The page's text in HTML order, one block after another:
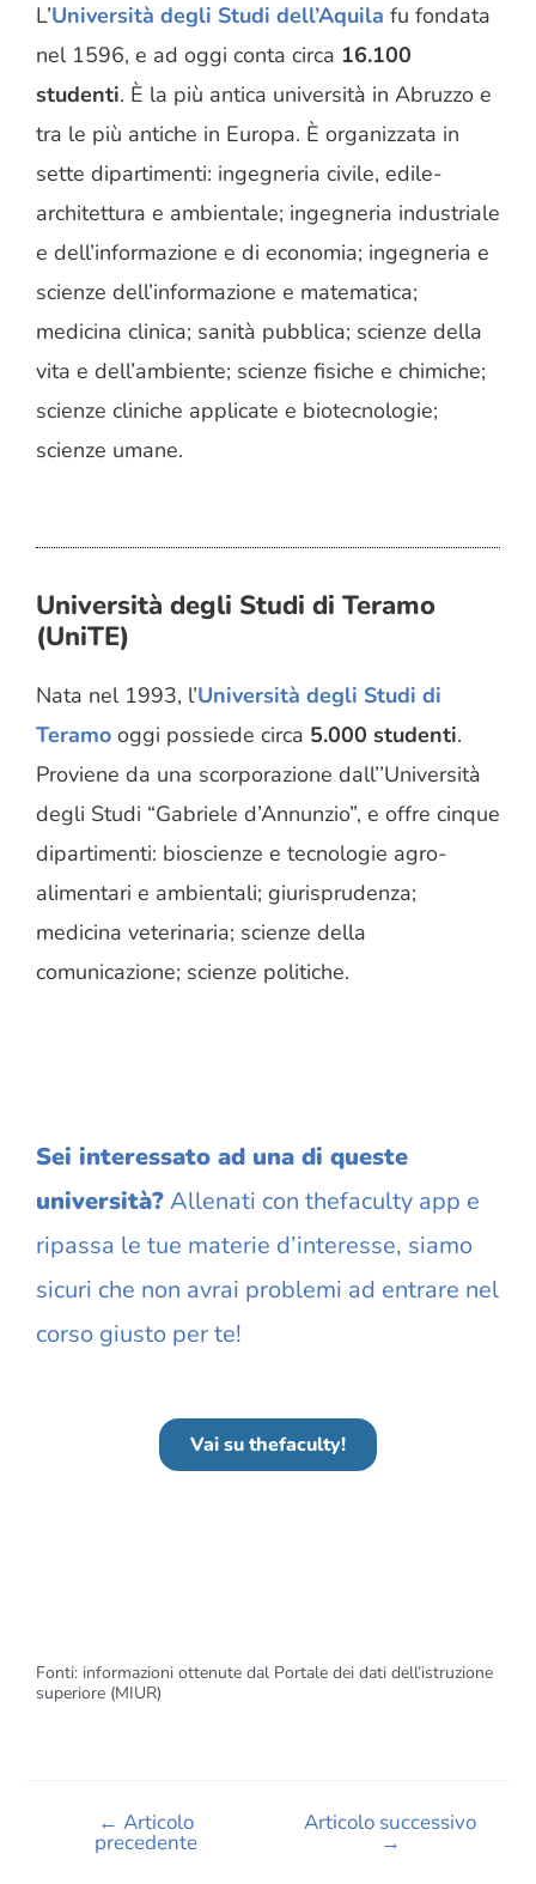
L’Università degli Studi dell’Aquila fu fondata
nel 1596, e ad oggi conta circa 16.100
studenti. È la più antica università in Abruzzo e
tra le più antiche in Europa. È organizzata in
sette dipartimenti: ingegneria civile, edile-
architettura e ambientale; ingegneria industriale
e dell’informazione e di economia; ingegneria e
scienze dell’informazione e matematica;
medicina clinica; sanità pubblica; scienze della
vita e dell’ambiente; scienze fisiche e chimiche;
scienze cliniche applicate e biotecnologie;
scienze umane.
Università degli Studi di Teramo
(UniTE)
Nata nel 1993, l’Università degli Studi di
Teramo oggi possiede circa 5.000 studenti.
Proviene da una scorporazione dall’’Università
degli Studi “Gabriele d’Annunzio”, e offre cinque
dipartimenti: bioscienze e tecnologie agro-
alimentari e ambientali; giurisprudenza;
medicina veterinaria; scienze della
comunicazione; scienze politiche.
Sei interessato ad una di queste
università?Allenati con thefaculty app e
ripassa le tue materie d’interesse, siamo
sicuri che non avrai problemi ad entrare nel
corso giusto per te!
Vai su thefaculty!
Fonti: informazioni ottenute dal Portale dei dati dell’istruzione
superiore (MIUR)
← Articolo
precedente
Articolo successivo
→